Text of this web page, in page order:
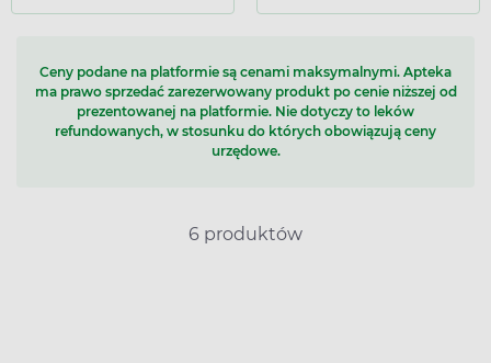
Ceny podane na platformie są cenami maksymalnymi. Apteka
ma prawo sprzedać zarezerwowany produkt po cenie niższej od
prezentowanej na platformie. Nie dotyczy to leków
refundowanych, w stosunku do których obowiązują ceny
urzędowe.
6 produktów